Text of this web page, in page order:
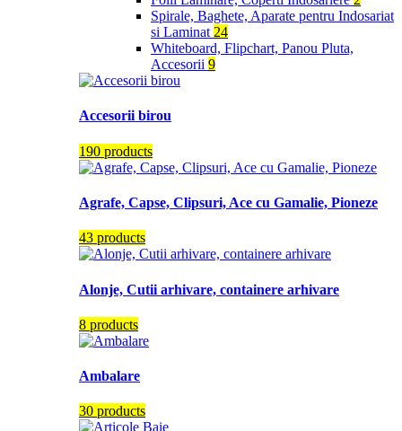
Spirale, Baghete, Aparate pentru Indosariat
si Laminat 24
Whiteboard, Flipchart, Panou Pluta,
Accesorii 9
Accesorii birou
190 products
Agrafe, Capse, Clipsuri, Ace cu Gamalie, Pioneze
43 products
Alonje, Cutii arhivare, containere arhivare
8 products
Ambalare
30 products